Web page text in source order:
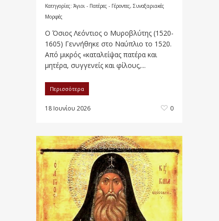
Κατηγορίες: Άγιοι - Πατέρες - Γέροντες, Συναξαριακές
Μορφές
O Όσιος Λεόντιος ο Μυροβλύτης (1520-
1605) Γεννήθηκε στο Ναύπλιο το 1520.
Από μικρός «καταλείψας πατέρα και
μητέρα, συγγενείς και φίλους,...
Περισσότερα
18 Ιουνίου 2026 0